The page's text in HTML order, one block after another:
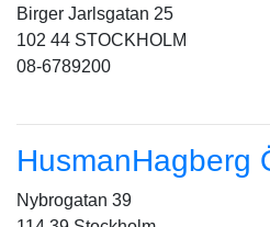
Birger Jarlsgatan 25
102 44 STOCKHOLM
08-6789200
HusmanHagberg
Nybrogatan 39